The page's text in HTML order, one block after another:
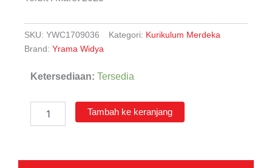
SKU: YWC1709036 Kategori: Kurikulum Merdeka
Brand: Yrama Widya
Ketersediaan: Tersedia
Kuantitas
Sosial
untuk
7
Tambah ke keranjang